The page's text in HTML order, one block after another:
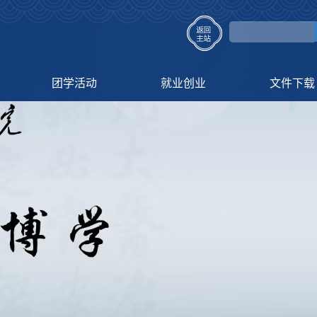
团学活动 就业创业 文件下载